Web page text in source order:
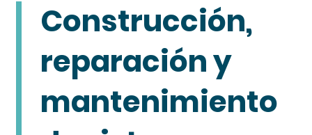
Construcción,
reparación y
mantenimiento